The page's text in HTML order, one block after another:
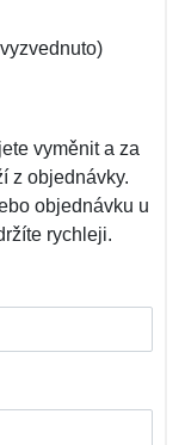
vyměnit a za
z objednávky.
objednávku u
rychleji.